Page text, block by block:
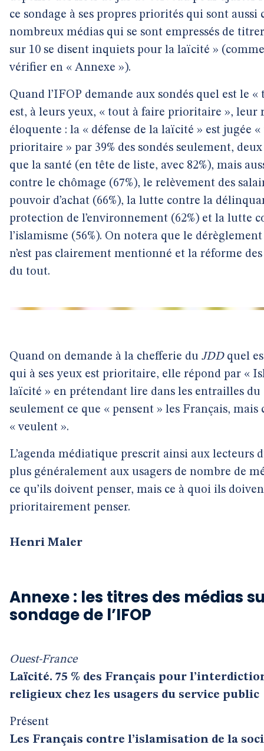
ce sondage à ses propres priorités qui sont aussi
nombreux médias qui se sont empressés de
sur 10 se disent inquiets pour la laïcité »
vérifier en « Annexe »).
Quand l’IFOP demande aux sondés quel est le «
est, à leurs yeux, « tout à faire prioritaire », leur
éloquente : la « défense de la laïcité » est jugée
prioritaire » par 39% des sondés seulement,
que la santé (en tête de liste, avec 82%), mais
contre le chômage (67%), le relèvement des
pouvoir d’achat (66%), la lutte contre la
protection de l’environnement (62%) et la lutte
l’islamisme (56%). On notera que le
n’est pas clairement mentionné et la réforme
du tout.
Quand on demande à la chefferie du JDDquel
qui à ses yeux est prioritaire, elle répond par «
laïcité » en prétendant lire dans les entrailles du
seulement ce que « pensent » les Français, mais
« veulent ».
L’agenda médiatique prescrit ainsi aux lecteurs
plus généralement aux usagers de nombre de
ce qu’ils doivent penser, mais ce à quoi ils
prioritairement penser.
Henri Maler
Annexe : les titres des médias
sondage de l’IFOP
Ouest-France
Laïcité. 75 % des Français pour
religieux chez les usagers du service public
Présent
Les Français contre l’islamisation de la